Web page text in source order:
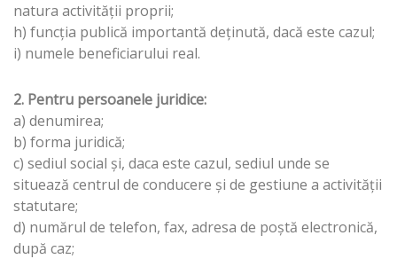
natura activităţii proprii;
h) funcţia publică importantă deţinută, dacă este cazul;
i) numele beneficiarului real.
2. Pentru persoanele juridice:
a) denumirea;
b) forma juridică;
c) sediul social şi, daca este cazul, sediul unde se
situează centrul de conducere şi de gestiune a activităţii
statutare;
d) numărul de telefon, fax, adresa de poştă electronică,
după caz;